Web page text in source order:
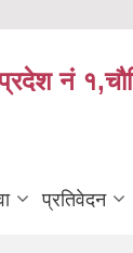
नं
प्रतिवेदन